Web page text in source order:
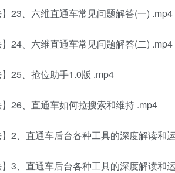
23、六维直通车常见问题解答(一) .mp4
24、六维直通车常见问题解答(二) .mp4
25、抢位助手1.0版 .mp4
26、直通车如何拉搜索和维持 .mp4
】2、直通车后台各种工具的深度解读和
】3、直通车后台各种工具的深度解读和